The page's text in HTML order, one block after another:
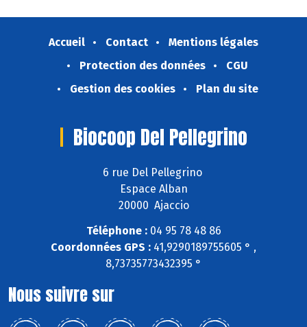
Accueil Contact
Mentions légales
Protection des données
CGU
Gestion des cookies
Plan du site
Biocoop Del Pellegrino
6 rue Del Pellegrino
Espace Alban
20000 Ajaccio
Téléphone :04 95 78 48 86
Coordonnées GPS : 41,9290189755605 ° ,
8,73735773432395 °
Nous suivre sur